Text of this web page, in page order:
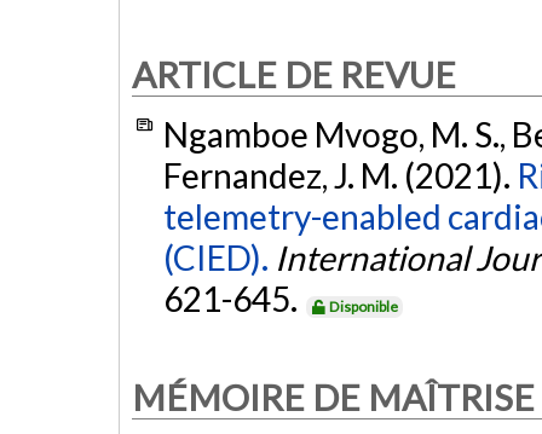
ARTICLE DE REVUE
Ngamboe Mvogo, M. S.,
Fernandez, J. M. (2021).
telemetry-enabled
(CIED). International
621-645.
Disponible
MÉMOIRE DE MAÎTRISE